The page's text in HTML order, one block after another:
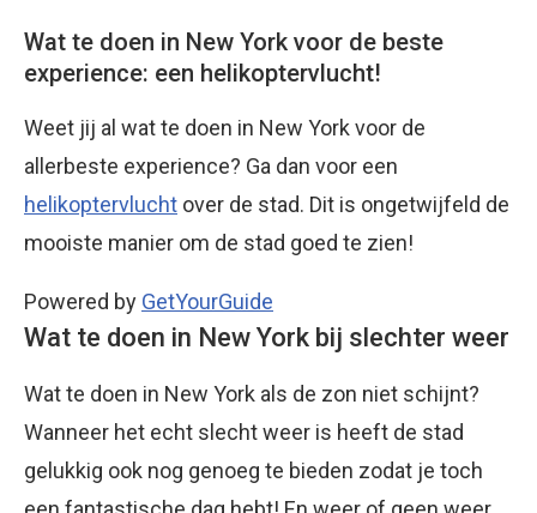
Wat te doen in New York voor de beste
experience: een helikoptervlucht!
Weet jij al wat te doen in New York voor de
allerbeste experience? Ga dan voor een
helikoptervlucht over de stad. Dit is ongetwijfeld de
mooiste manier om de stad goed te zien!
Powered by GetYourGuide
Wat te doen in New York bij slechter weer
Wat te doen in New York als de zon niet schijnt?
Wanneer het echt slecht weer is heeft de stad
gelukkig ook nog genoeg te bieden zodat je toch